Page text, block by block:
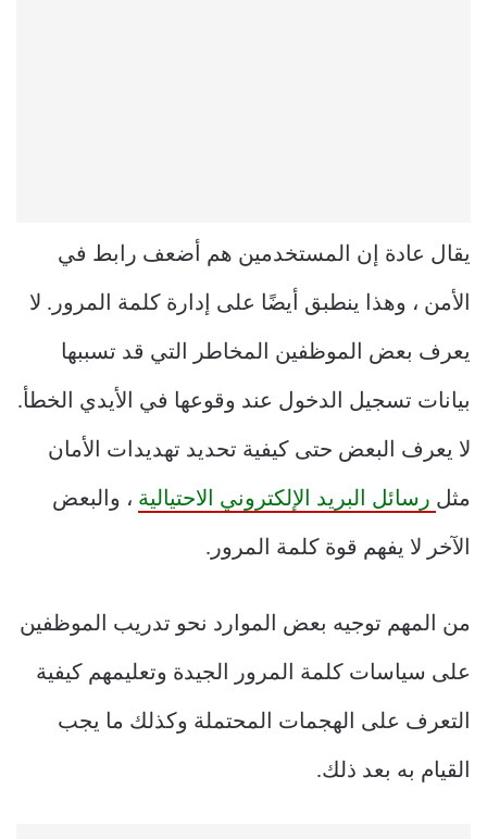
يقال عادة إن المستخدمين هم أضعف رابط في
الأمن ، وهذا ينطبق أيضًا على إدارة كلمة المرور. لا
يعرف بعض الموظفين المخاطر التي قد تسببها
بيانات تسجيل الدخول عند وقوعها في الأيدي الخطأ.
لا يعرف البعض حتى كيفية تحديد تهديدات الأمان
مثل رسائل البريد الإلكتروني الاحتيالية ، والبعض
الآخر لا يفهم قوة كلمة المرور.
من المهم توجيه بعض الموارد نحو تدريب الموظفين
على سياسات كلمة المرور الجيدة وتعليمهم كيفية
التعرف على الهجمات المحتملة وكذلك ما يجب
القيام به بعد ذلك.